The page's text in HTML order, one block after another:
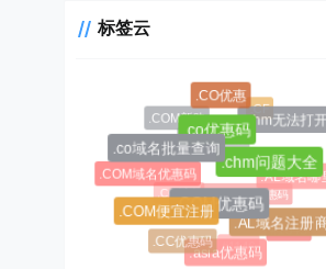
标签云
#1045
#1146
$0.99超级优惠码
.AL域名
.AL域名哪
.AL域名注册
.asia优惠码
.CC优惠码
.CC域名
.CC域名注册
.CF
.chm无法打开
.chm问题大全
.COM优惠码
.COM便宜注册
.COM域名优惠码
.COM新购
.CO优惠
.co优惠码
.co域名批量查询